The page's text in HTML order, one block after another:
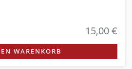
15,00 €
WARENKORB